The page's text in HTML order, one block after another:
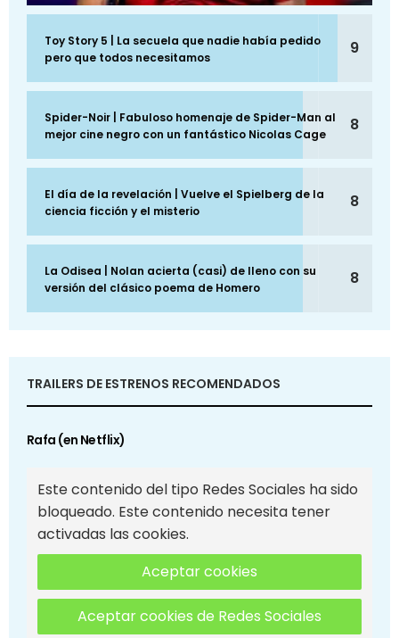
Toy Story 5 | La secuela que nadie había pedido
pero que todos necesitamos
9
Spider-Noir | Fabuloso homenaje de Spider-Man al
mejor cine negro con un fantástico Nicolas Cage
8
El día de la revelación | Vuelve el Spielberg de la
ciencia ficción y el misterio
8
La Odisea | Nolan acierta (casi) de lleno con su
versión del clásico poema de Homero
8
TRAILERS DE ESTRENOS RECOMENDADOS
Rafa (en Netflix)
Este contenido del tipo Redes Sociales ha sido
bloqueado. Este contenido necesita tener
activadas las cookies.
Aceptar cookies
Aceptar cookies de Redes Sociales